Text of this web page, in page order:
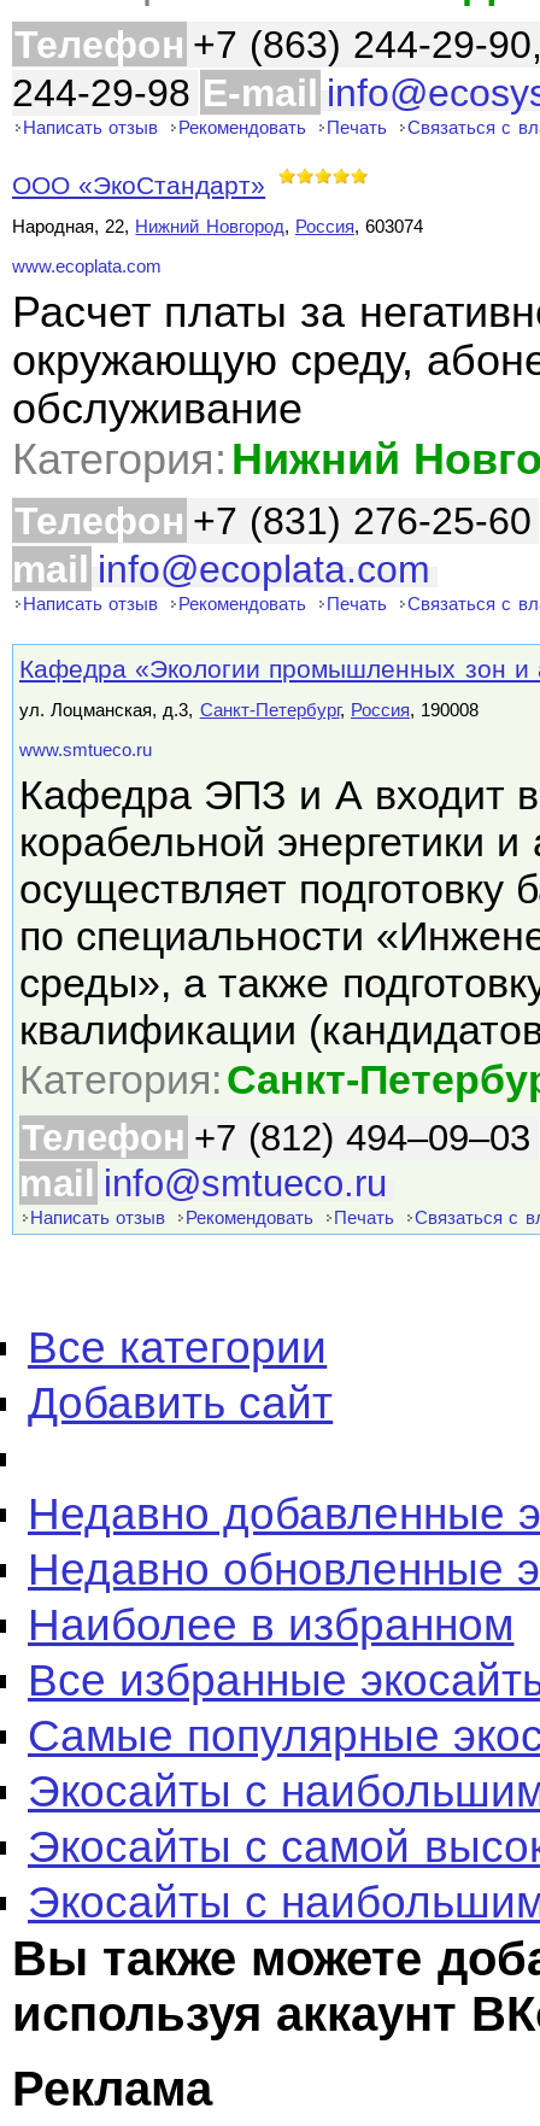
Телефон +7 (863) 244-29-
244-29-98 E-mail
Написать отзыв Рекомендовать Печать Связаться с
ООО «ЭкоСтандарт»
Народная, 22, Нижний Новгород, Россия, 603074
www.ecoplata.com
Расчет платы за
окружающую среду,
обслуживание
Категория: Нижний
Телефон +7 (831) 276-25-60
mail info@ecoplata.com
Написать отзыв Рекомендовать Печать Связаться с
Кафедра «Экологии промышленных зон
ул. Лоцманская, д.3, Санкт-Петербург, Россия, 190008
www.smtueco.ru
Кафедра ЭПЗ и А входит в
корабельной энергетики
осуществляет подготовку
по специальности
среды», а также
квалификации
Категория:Санкт-
Телефон +7 (812) 494–09–03
mail info@smtueco.ru
Написать отзыв Рекомендовать Печать Связаться с
Все категории
Добавить сайт
Недавно добавленные
Недавно обновленные
Наиболее в избранном
Все избранные
Самые популярные
Экосайты с
Экосайты с самой
Экосайты с
Вы также можете
используя аккаунт
Реклама